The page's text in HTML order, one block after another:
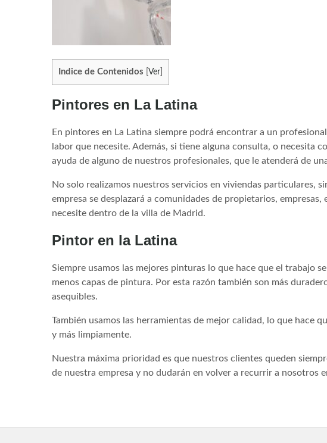
Indice de Contenidos Ver
Pintores en La Latina
En pintores en La Latina siempre podrá encontrar a un
labor que necesite. Además, si tiene alguna consulta, o necesita
ayuda de alguno de nuestros profesionales, que le atenderá de
No solo realizamos nuestros servicios en viviendas particulares,
empresa se desplazará a comunidades de propietarios,
necesite dentro de la villa de Madrid.
Pintor en la Latina
Siempre usamos las mejores pinturas lo que hace que el trabajo
menos capas de pintura. Por esta razón también son más
asequibles.
También usamos las herramientas de mejor calidad, lo que hace
y más limpiamente.
Nuestra máxima prioridad es que nuestros clientes queden
de nuestra empresa y no dudarán en volver a recurrir a nosotros